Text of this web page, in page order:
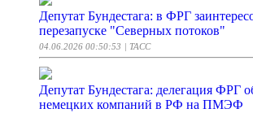
Депутат Бундестага: в ФРГ
перезапуске "Северных потоков"
04.06.2026 00:50:53 | ТАСС
Депутат Бундестага: делегация ФРГ
немецких компаний в РФ на ПМЭФ